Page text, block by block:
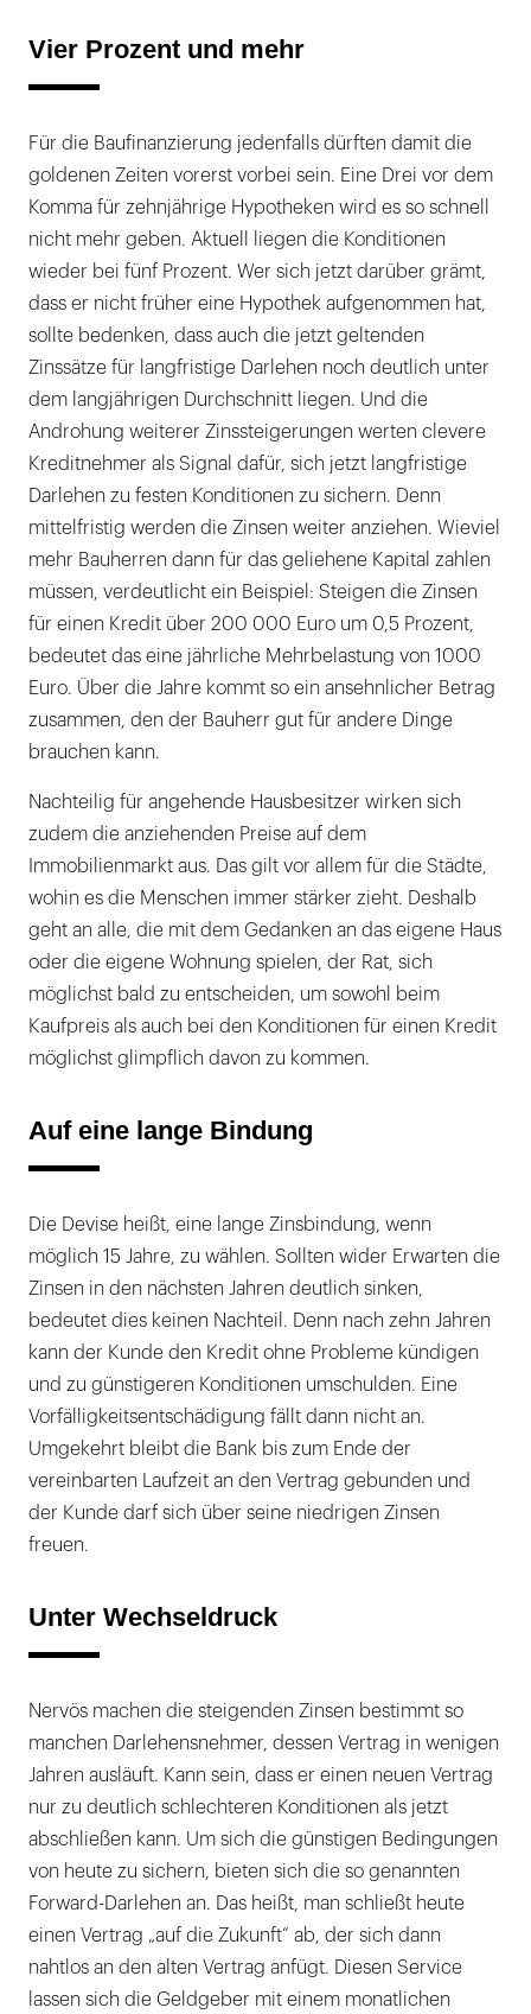
Vier Prozent und mehr
Für die Baufinanzierung jedenfalls dürften damit die
goldenen Zeiten vorerst vorbei sein. Eine Drei vor dem
Komma für zehnjährige Hypotheken wird es so schnell
nicht mehr geben. Aktuell liegen die Konditionen
wieder bei fünf Prozent. Wer sich jetzt darüber grämt,
dass er nicht früher eine Hypothek aufgenommen hat,
sollte bedenken, dass auch die jetzt geltenden
Zinssätze für langfristige Darlehen noch deutlich unter
dem langjährigen Durchschnitt liegen. Und die
Androhung weiterer Zinssteigerungen werten clevere
Kreditnehmer als Signal dafür, sich jetzt langfristige
Darlehen zu festen Konditionen zu sichern. Denn
mittelfristig werden die Zinsen weiter anziehen. Wieviel
mehr Bauherren dann für das geliehene Kapital zahlen
müssen, verdeutlicht ein Beispiel: Steigen die Zinsen
für einen Kredit über 200 000 Euro um 0,5 Prozent,
bedeutet das eine jährliche Mehrbelastung von 1000
Euro. Über die Jahre kommt so ein ansehnlicher Betrag
zusammen, den der Bauherr gut für andere Dinge
brauchen kann.
Nachteilig für angehende Hausbesitzer wirken sich
zudem die anziehenden Preise auf dem
Immobilienmarkt aus. Das gilt vor allem für die Städte,
wohin es die Menschen immer stärker zieht. Deshalb
geht an alle, die mit dem Gedanken an das eigene Haus
oder die eigene Wohnung spielen, der Rat, sich
möglichst bald zu entscheiden, um sowohl beim
Kaufpreis als auch bei den Konditionen für einen Kredit
möglichst glimpflich davon zu kommen.
Auf eine lange Bindung
Die Devise heißt, eine lange Zinsbindung, wenn
möglich 15 Jahre, zu wählen. Sollten wider Erwarten die
Zinsen in den nächsten Jahren deutlich sinken,
bedeutet dies keinen Nachteil. Denn nach zehn Jahren
kann der Kunde den Kredit ohne Probleme kündigen
und zu günstigeren Konditionen umschulden. Eine
Vorfälligkeitsentschädigung fällt dann nicht an.
Umgekehrt bleibt die Bank bis zum Ende der
vereinbarten Laufzeit an den Vertrag gebunden und
der Kunde darf sich über seine niedrigen Zinsen
freuen.
Unter Wechseldruck
Nervös machen die steigenden Zinsen bestimmt so
manchen Darlehensnehmer, dessen Vertrag in wenigen
Jahren ausläuft. Kann sein, dass er einen neuen Vertrag
nur zu deutlich schlechteren Konditionen als jetzt
abschließen kann. Um sich die günstigen Bedingungen
von heute zu sichern, bieten sich die so genannten
Forward-Darlehen an. Das heißt, man schließt heute
einen Vertrag „auf die Zukunft“ ab, der sich dann
nahtlos an den alten Vertrag anfügt. Diesen Service
lassen sich die Geldgeber mit einem monatlichen